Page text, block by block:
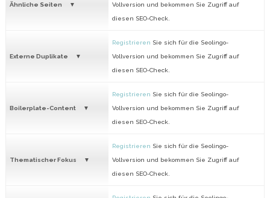
Ähnliche Seiten Vollversion und bekommen Sie Zugriff auf
diesen SEO-Check.
Externe Duplikate
Registrieren Sie sich für die Seolingo-
Vollversion und bekommen Sie Zugriff auf
diesen SEO-Check.
Boilerplate-Content
Registrieren Sie sich für die Seolingo-
Vollversion und bekommen Sie Zugriff auf
diesen SEO-Check.
Thematischer Fokus
Registrieren Sie sich für die Seolingo-
Vollversion und bekommen Sie Zugriff auf
diesen SEO-Check.